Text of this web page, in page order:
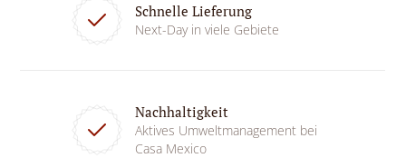
Schnelle Lieferung
Next-Day in viele Gebiete
Nachhaltigkeit
Aktives Umweltmanagement bei
Casa Mexico